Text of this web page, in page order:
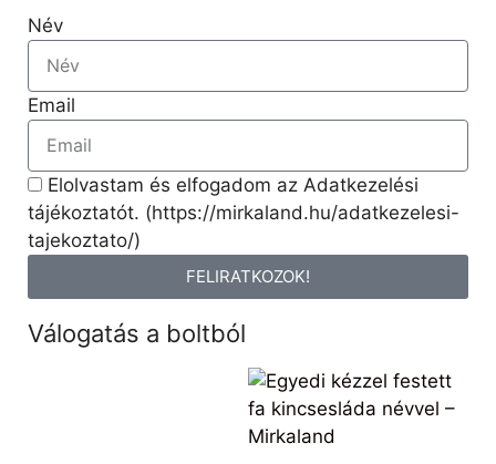
Név
Email
Elolvastam és elfogadom az Adatkezelési
tájékoztatót. (https://mirkaland.hu/adatkezelesi-
tajekoztato/)
FELIRATKOZOK!
Válogatás a boltból